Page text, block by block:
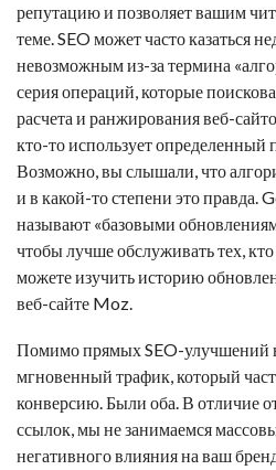
репутацию и позволяет вашим
теме. SEO может часто казаться
невозможным из-за термина
серия операций, которые
расчета и ранжирования веб-
кто-то использует определенный
Возможно, вы слышали, что
и в какой-то степени это правда.
называют «базовыми
чтобы лучше обслуживать тех,
можете изучить историю
веб-сайте Moz.
Помимо прямых SEO-улучшений
мгновенный трафик, который
конверсию. Были оба. В отличие
ссылок, мы не занимаемся
негативного влияния на ваш